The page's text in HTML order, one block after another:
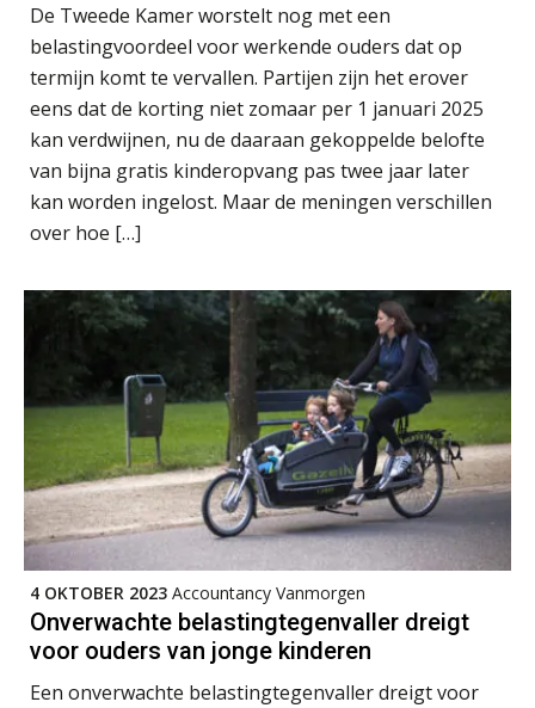
De Tweede Kamer worstelt nog met een
belastingvoordeel voor werkende ouders dat op
termijn komt te vervallen. Partijen zijn het erover
eens dat de korting niet zomaar per 1 januari 2025
kan verdwijnen, nu de daaraan gekoppelde belofte
van bijna gratis kinderopvang pas twee jaar later
kan worden ingelost. Maar de meningen verschillen
over hoe […]
4 OKTOBER 2023 Accountancy Vanmorgen
Onverwachte belastingtegenvaller dreigt
voor ouders van jonge kinderen
Een onverwachte belastingtegenvaller dreigt voor
‘De accountant is essentieel voor
ondernemers in het mkb’
Waarom een VOF-contract net zo
belangrijk is als het zakelijk plan zelf
mail
iXBRL controleren: wanneer moet
het, en waar let je op?
Het herbeleggen van de
Herinvesteringsreserve (HIR) in een
vastgoedbeleggingsfonds?
Inzicht in je organisatie: de kracht zit
in eenvoud
Ketenmachtigingen centraal beheren:
zo werkt u slimmer met eHerkenning
de autonome AI-boekhouder